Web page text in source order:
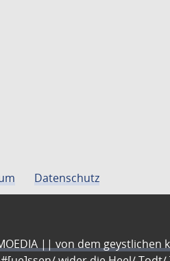
Datenschutz
|| von dem